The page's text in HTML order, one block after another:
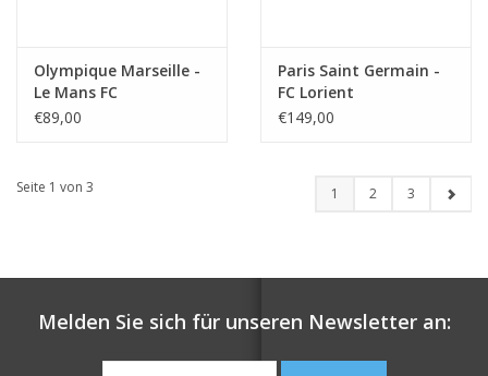
Olympique Marseille -
Le Mans FC
€89,00
Paris Saint Germain -
FC Lorient
€149,00
Seite 1 von 3 1 2 3
Melden Sie sich für unseren Newsletter an: